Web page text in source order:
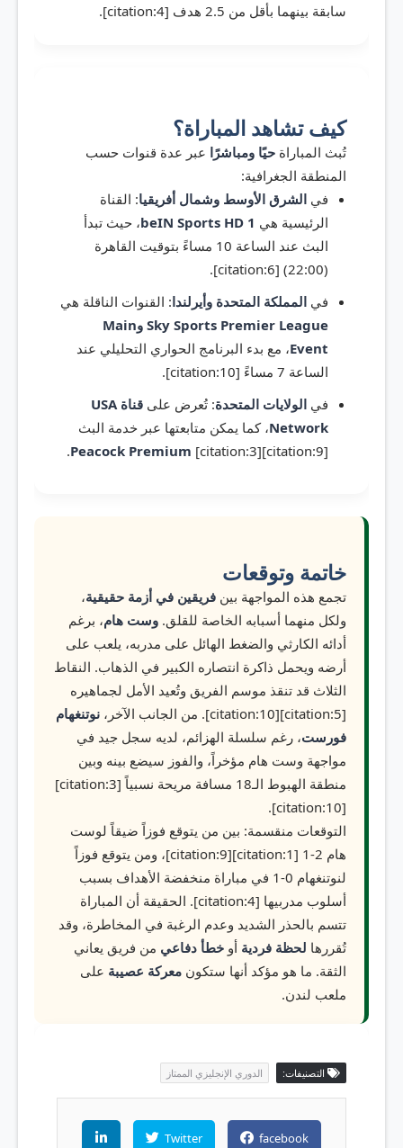
سابقة بينهما بأقل من 2.5 هدف [citation:4].
كيف تشاهد المباراة؟
تُبث المباراةحيًا ومباشرًا عبر عدة قنوات حسب
المنطقة الجغرافية:
فيالشرق الأوسط وشمال أفريقيا: القناة
الرئيسية هي beIN Sports HD 1، حيث تبدأ
البث عند الساعة 10 مساءً بتوقيت القاهرة
(22:00) [citation:6].
فيالمملكة المتحدة وأيرلندا: القنوات الناقلة هي
Sky Sports Premier League وMain
Event، مع بدء البرنامج الحواري التحليلي عند
الساعة 7 مساءً [citation:10].
فيالولايات المتحدة: تُعرض على
قناة USA
Network، كما يمكن متابعتها عبر خدمة البث
Peacock Premium [citation:3][citation:9].
خاتمة وتوقعات
تجمع هذه المواجهة بينفريقين في أزمة حقيقية،
ولكل منهما أسبابه الخاصة للقلق.وست هام، برغم
أدائه الكارثي والضغط الهائل على مدربه، يلعب على
أرضه ويحمل ذاكرة انتصاره الكبير في الذهاب. النقاط
الثلاث قد تنقذ موسم الفريق وتُعيد الأمل لجماهيره
[citation:5][citation:10]. من الجانب الآخر،
نوتنغهام
فورست، رغم سلسلة الهزائم، لديه سجل جيد في
مواجهة وست هام مؤخراً، والفوز سيضع بينه وبين
منطقة الهبوط الـ18 مسافة مريحة نسبياً [citation:3]
[citation:10].
التوقعات منقسمة: بين من يتوقع فوزاً ضيقاً لوست
هام 2-1 [citation:1][citation:9]، ومن يتوقع فوزاً
لنوتنغهام 0-1 في مباراة منخفضة الأهداف بسبب
أسلوب مدربيها [citation:4]. الحقيقة أن المباراة
تتسم بالحذر الشديد وعدم الرغبة في المخاطرة، وقد
تُقررها لحظة فردية أوخطأ دفاعي من فريق يعاني
الثقة. ما هو مؤكد أنها ستكونمعركة عصيبة على
ملعب لندن.
التصنيفات: الدوري الإنجليزي الممتاز
facebook
Twitter